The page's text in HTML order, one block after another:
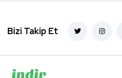
Bizi Takip Et